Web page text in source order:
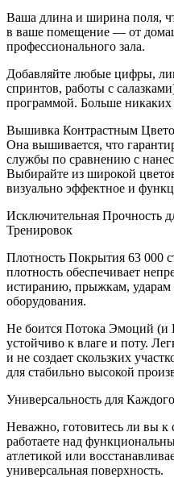
Ваша длина и ширина поля,
в ваше помещение — от
профессионального зала.
Добавляйте любые цифры,
спринтов, работы с
программой. Больше
Вышивка Контрастным
Она вышивается, что
службы по сравнению с
Выбирайте из широкой
визуально эффектное и
Исключительная Прочность
Тренировок
Плотность Покрытия 63 000
плотность обеспечивает
истиранию, прыжкам, ударам
оборудования.
Не боится Потока Эмоций (и
устойчиво к влаге и поту.
и не создает скользких
для стабильно высокой
Универсальность для
Неважно, готовитесь ли вы к
работаете над
атлетикой или
универсальная поверхность.